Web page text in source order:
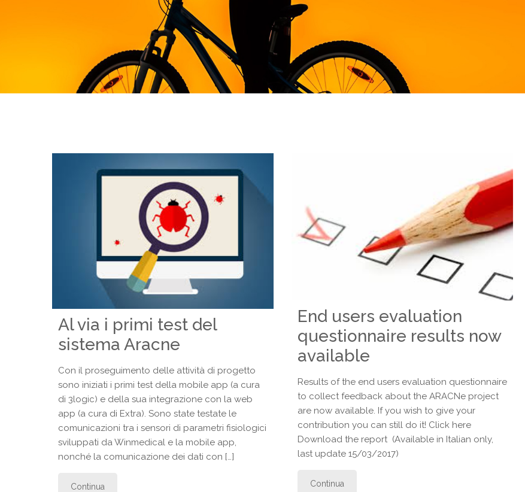
Al via i primi test del
sistema Aracne
Con il proseguimento delle attività di progetto
sono iniziati i primi test della mobile app (a cura
di 3logic) e della sua integrazione con la web
app (a cura di Extra). Sono state testate le
comunicazioni tra i sensori di parametri fisiologici
sviluppati da Winmedical e la mobile app,
nonché la comunicazione dei dati con […]
Continua
End users evaluation
questionnaire results now
available
Results of the end users evaluation questionnaire
to collect feedback about the ARACNe project
are now available. If you wish to give your
contribution you can still do it! Click here
Download the report (Available in Italian only,
last update 15/03/2017)
Continua